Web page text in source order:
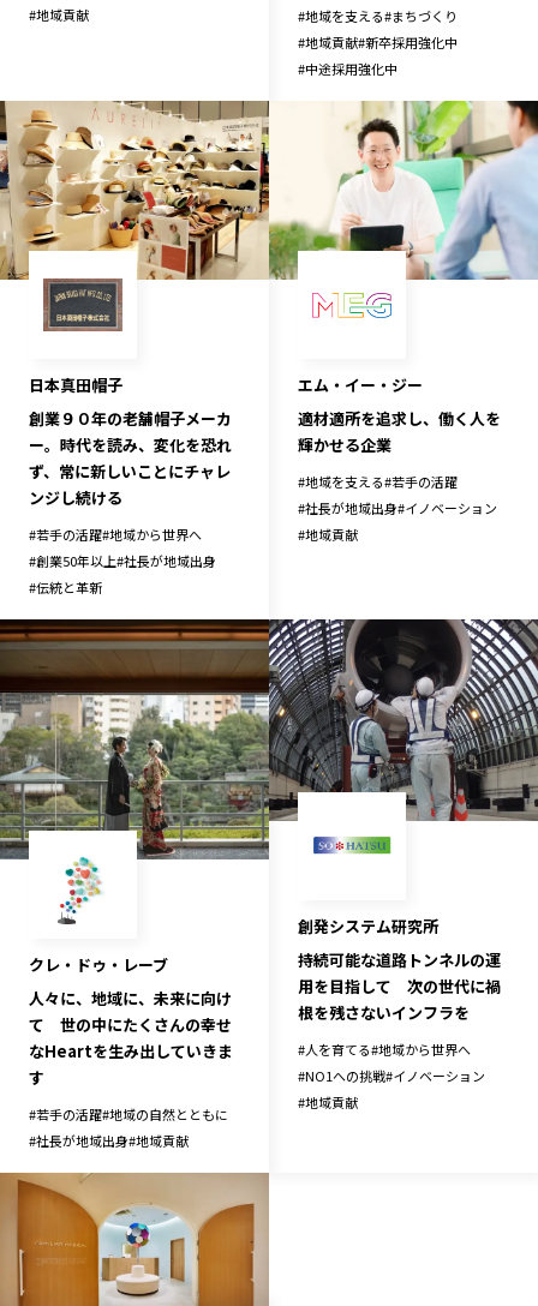
#地域貢献 #地域を支える#まちづくり
#地域貢献#新卒採用強化中
#中途採用強化中
日本真田帽子
創業９０年の老舗帽子メーカ
ー。時代を読み、変化を恐れ
ず、常に新しいことにチャレ
ンジし続ける
#若手の活躍#地域から世界へ
#創業50年以上#社長が地域出身
#伝統と革新
エム・イー・ジー
適材適所を追求し、働く人を
輝かせる企業
#地域を支える#若手の活躍
#社長が地域出身#イノベーション
#地域貢献
クレ・ドゥ・レーブ
人々に、地域に、未来に向け
て 世の中にたくさんの幸せ
なHeartを生み出していきま
す
#若手の活躍#地域の自然とともに
#社長が地域出身#地域貢献
創発システム研究所
持続可能な道路トンネルの運
用を目指して 次の世代に禍
根を残さないインフラを
#人を育てる#地域から世界へ
#NO1への挑戦#イノベーション
#地域貢献